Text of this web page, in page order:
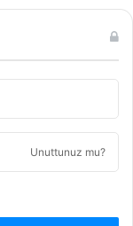
Unuttunuz mu?